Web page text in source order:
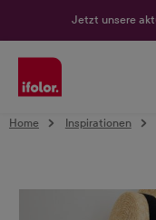
Jetzt unsere
Home Inspirationen